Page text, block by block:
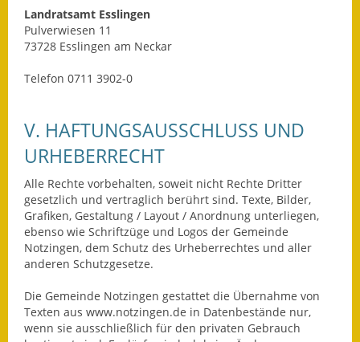
Rathaus
Behördenadressen
Beratungsstellen im
Dienstleistungen
Formulare
Landratsamt Esslingen
Pulverwiesen 11
73728 Esslingen am Neckar
Telefon 0711 3902-0
V. HAFTUNGSAUSSCHLUSS UND
URHEBERRECHT
Alle Rechte vorbehalten, soweit nicht Rechte Dritter
gesetzlich und vertraglich berührt sind. Texte, Bilder,
Grafiken, Gestaltung / Layout / Anordnung unterliegen,
ebenso wie Schriftzüge und Logos der Gemeinde
Notzingen, dem Schutz des Urheberrechtes und aller
anderen Schutzgesetze.
Die Gemeinde Notzingen gestattet die Übernahme von
Texten aus www.notzingen.de in Datenbestände nur,
wenn sie ausschließlich für den privaten Gebrauch